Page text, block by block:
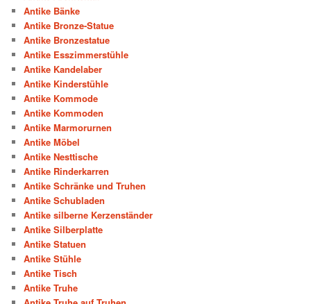
Antike Bänke
Antike Bronze-Statue
Antike Bronzestatue
Antike Esszimmerstühle
Antike Kandelaber
Antike Kinderstühle
Antike Kommode
Antike Kommoden
Antike Marmorurnen
Antike Möbel
Antike Nesttische
Antike Rinderkarren
Antike Schränke und Truhen
Antike Schubladen
Antike silberne Kerzenständer
Antike Silberplatte
Antike Statuen
Antike Stühle
Antike Tisch
Antike Truhe